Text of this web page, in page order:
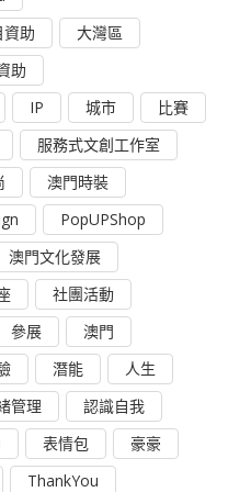
助
大灣區
助
IP 城市
比賽
服務式文創工作室
澳門時裝
PopUPShop
澳門文化發展
社團活動
參展
澳門
潛能
人生
管理
認識自我
表情包
豪豪
ThankYou